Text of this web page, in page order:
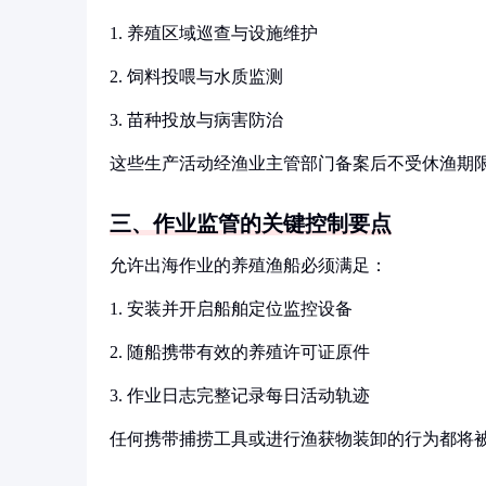
1. 养殖区域巡查与设施维护
2. 饲料投喂与水质监测
3. 苗种投放与病害防治
这些生产活动经渔业主管部门备案后不受休渔期
三、作业监管的关键控制要点
允许出海作业的养殖渔船必须满足：
1. 安装并开启船舶定位监控设备
2. 随船携带有效的养殖许可证原件
3. 作业日志完整记录每日活动轨迹
任何携带捕捞工具或进行渔获物装卸的行为都将